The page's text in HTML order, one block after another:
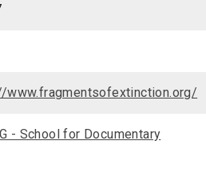
www.fragmentsofextinction.org/
- School for Documentary